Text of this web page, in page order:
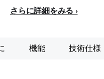
さらに詳細をみる
機能 技術仕様